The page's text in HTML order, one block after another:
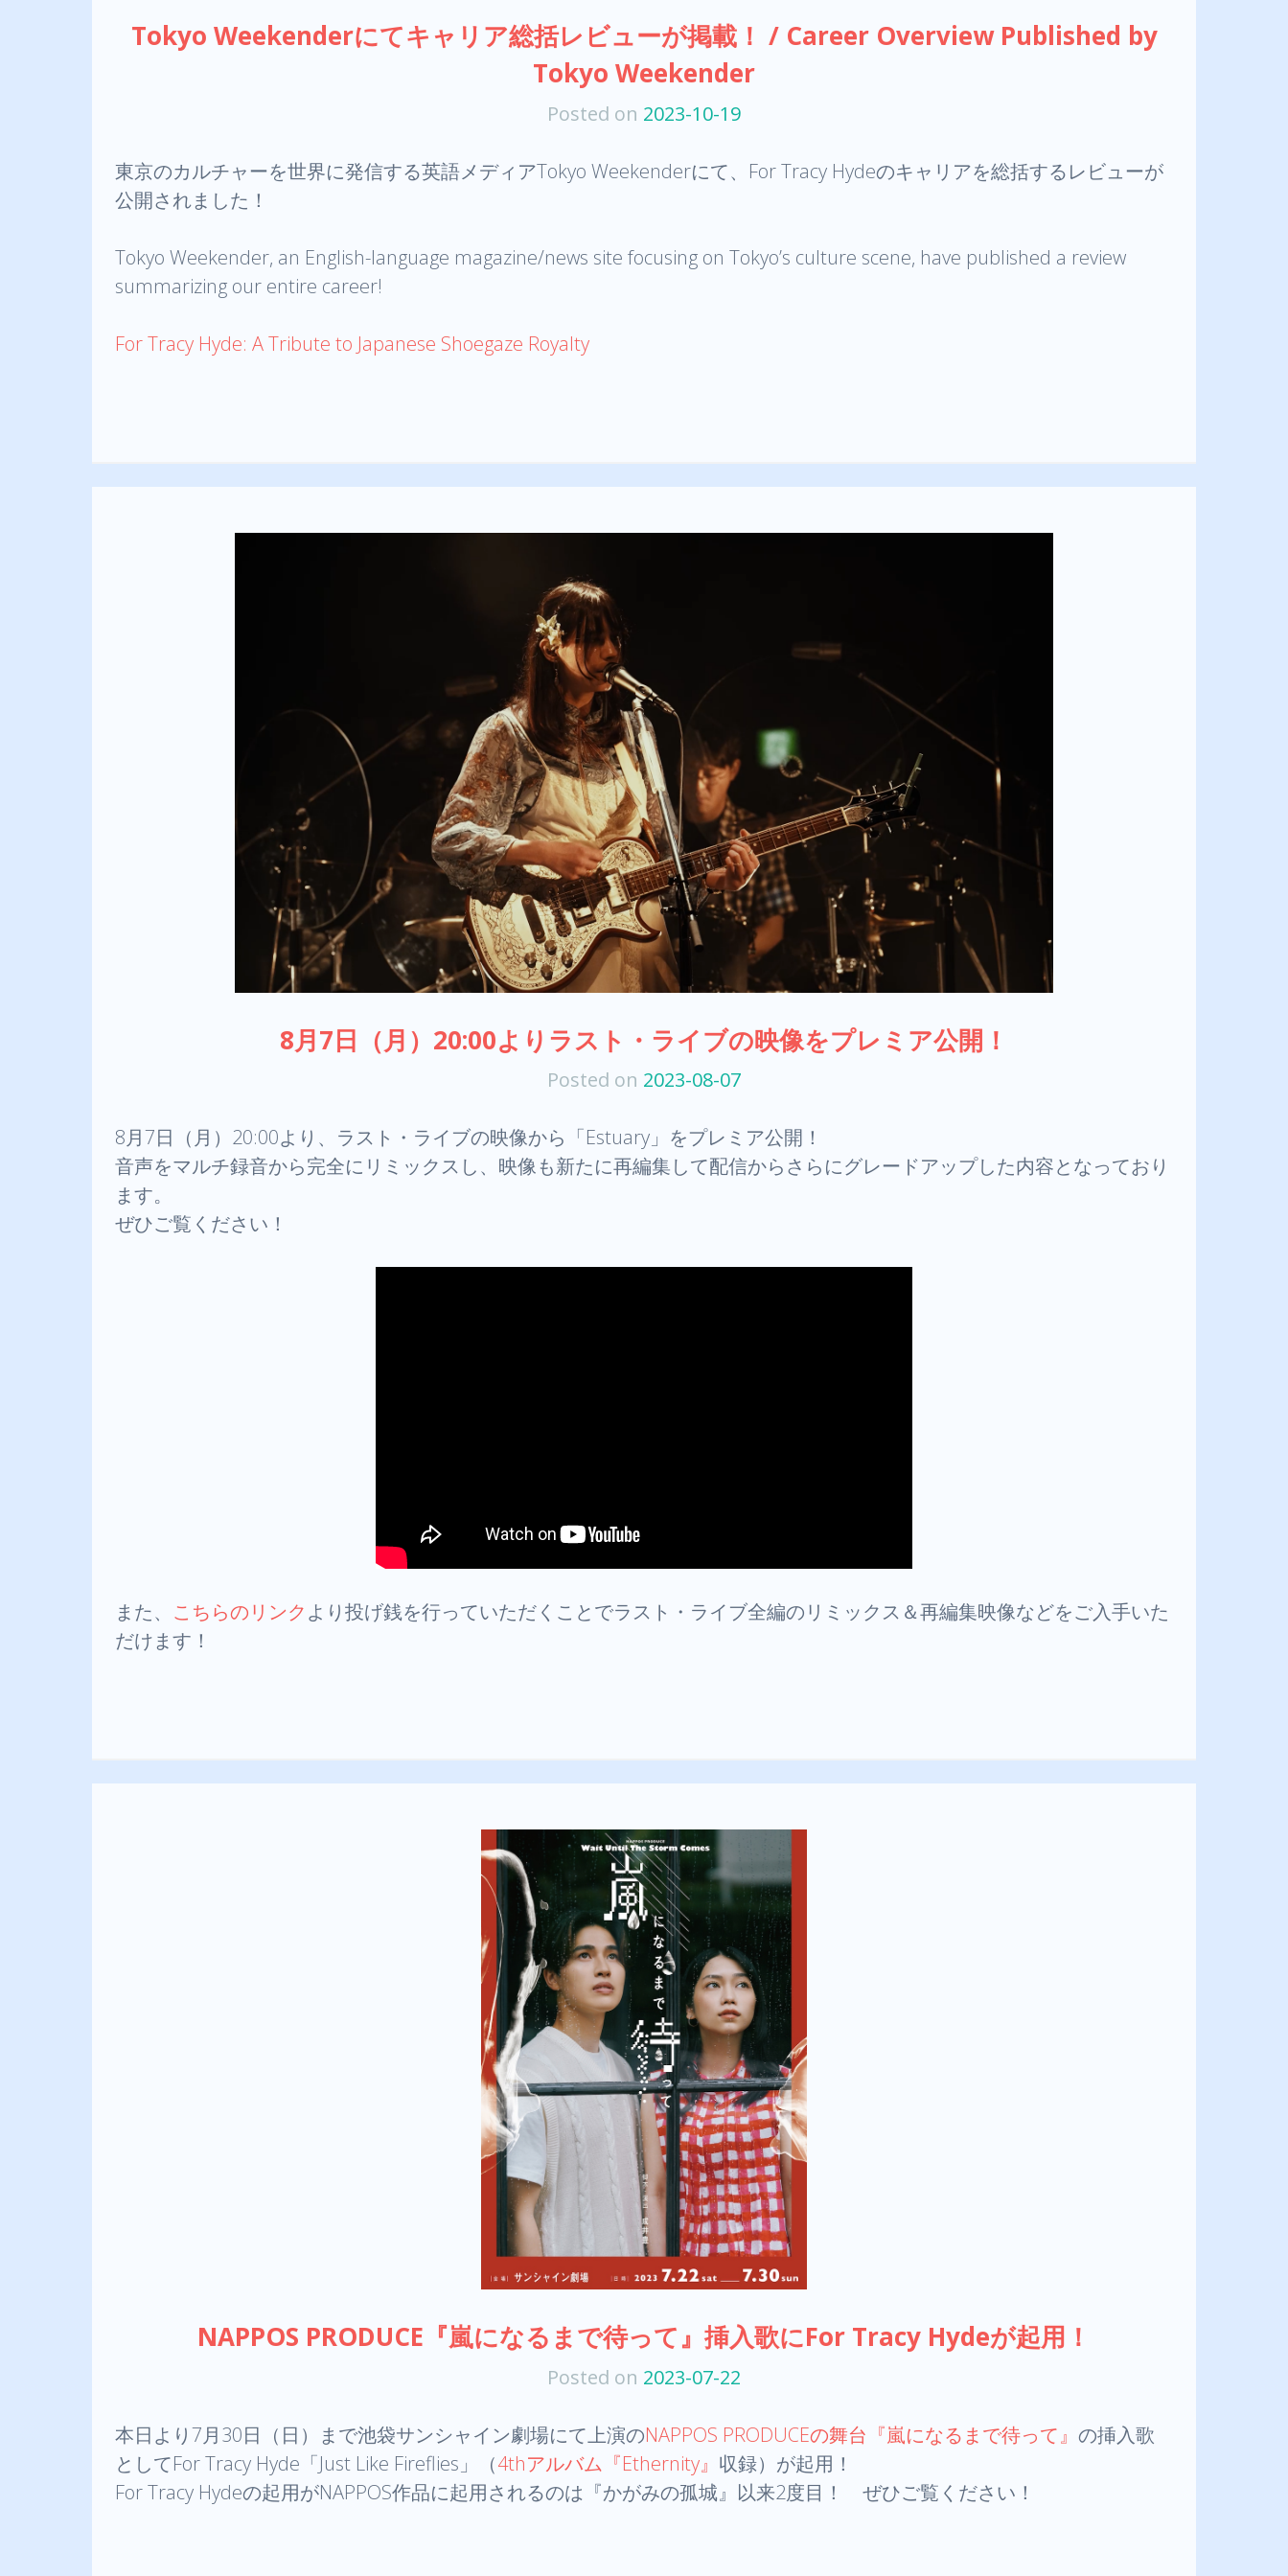
Tokyo Weekenderにてキャリア総括レビューが掲載！ / Career Overview Published by
Tokyo Weekender
Posted on 2023-10-19
東京のカルチャーを世界に発信する英語メディアTokyo Weekenderにて、For Tracy Hydeのキャリアを総括するレビューが
公開されました！
Tokyo Weekender, an English-language magazine/news site focusing on Tokyo’s culture scene, have published a review
summarizing our entire career!
For Tracy Hyde: A Tribute to Japanese Shoegaze Royalty
8月7日（月）20:00よりラスト・ライブの映像をプレミア公開！
Posted on 2023-08-07
8月7日（月）20:00より、ラスト・ライブの映像から「Estuary」をプレミア公開！
音声をマルチ録音から完全にリミックスし、映像も新たに再編集して配信からさらにグレードアップした内容となっており
ます。
ぜひご覧ください！
また、 こちらのリンクより投げ銭を行っていただくことでラスト・ライブ全編のリミックス＆再編集映像などをご入手いた
だけます！
NAPPOS PRODUCE『嵐になるまで待って』挿入歌にFor Tracy Hydeが起用！
Posted on 2023-07-22
本日より7月30日（日）まで池袋サンシャイン劇場にて上演のNAPPOS PRODUCEの舞台『嵐になるまで待って』 の挿入歌
としてFor Tracy Hyde「Just Like Fireflies」（4thアルバム『Ethernity』 収録）が起用！
For Tracy Hydeの起用がNAPPOS作品に起用されるのは『かがみの孤城』以来2度目！ ぜひご覧ください！